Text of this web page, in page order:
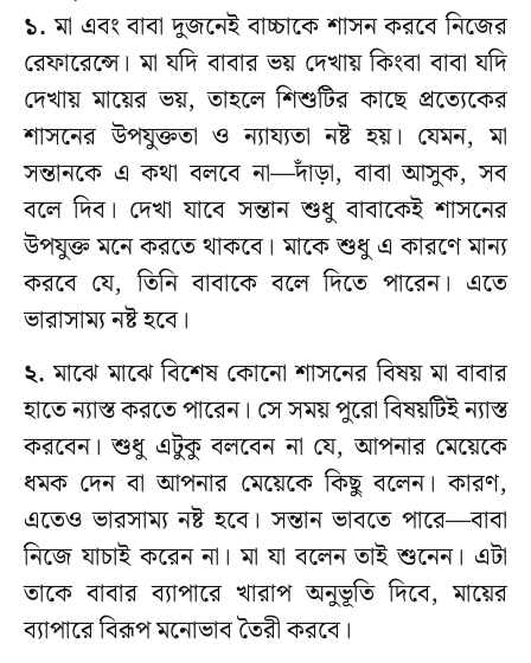
১. মা এবং বাবা দুজনেই বাচ্চাকে শাসন করবে নিজের
রেফারেন্সে। মা যদি বাবার ভয় দেখায় কিংবা বাবা যদি
দেখায় মায়ের ভয়, তাহলে শিশুটির কাছে প্রত্যেকের
শাসনের উপযুক্ততা ও ন্যায্যতা নষ্ট হয়। যেমন, মা
সন্তানকে এ কথা বলবে না—দাঁড়া, বাবা আসুক, সব
বলে দিব। দেখা যাবে সন্তান শুধু বাবাকেই শাসনের
উপযুক্ত মনে করতে থাকবে। মাকে শুধু এ কারণে মান্য
করবে যে, তিনি বাবাকে বলে দিতে পারেন। এতে
ভারাসাম্য নষ্ট হবে।
২. মাঝে মাঝে বিশেষ কোনো শাসনের বিষয় মা বাবার
হাতে ন্যাস্ত করতে পারেন। সে সময় পুরো বিষয়টিই ন্যাস্ত
করবেন। শুধু এটুকু বলবেন না যে, আপনার মেয়েকে
ধমক দেন বা আপনার মেয়েকে কিছু বলেন। কারণ,
এতেও ভারসাম্য নষ্ট হবে। সন্তান ভাবতে পারে—বাবা
নিজে যাচাই করেন না। মা যা বলেন তাই শুনেন। এটা
তাকে বাবার ব্যাপারে খারাপ অনুভূতি দিবে, মায়ের
ব্যাপারে বিরূপ মনোভাব তৈরী করবে।